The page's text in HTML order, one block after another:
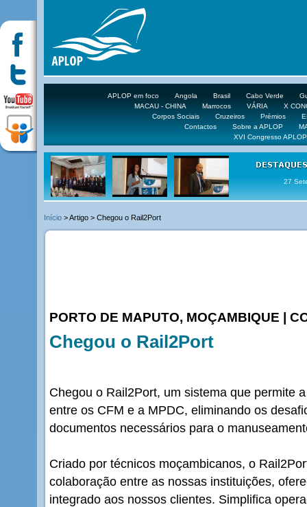
APLOP em foco Angola Brasil Cabo Verde
MACAU - CHINA
Marrocos VÁRIA
X
Corpos Sociais
Cruzeiros Prémios
Contactos
Sobre a APLOP
XVI Congresso APLOP
16 DE
Início > Artigo > Chegou o Rail2Port
PORTO DE MAPUTO, MOÇAMBIQUE |
Chegou o Rail2Port
Chegou o Rail2Port, um sistema que permite
entre os CFM e a MPDC, eliminando os
documentos necessários para o
Criado por técnicos moçambicanos, o
colaboração entre as nossas instituições,
integrado aos nossos clientes. Simplifica